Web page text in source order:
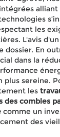
les
L'avis
En
dans la
sereine.
les
des combles
comme un
des